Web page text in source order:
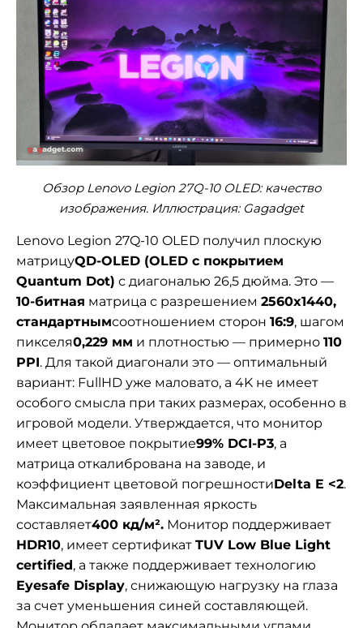
Обзор Lenovo Legion 27Q-10 OLED: качество
изображения. Иллюстрация: Gagadget
Lenovo Legion 27Q-10 OLED получил плоскую
матрицуQD-OLED (OLED с покрытием
Quantum Dot) с диагональю 26,5 дюйма. Это —
10-битная матрица с разрешением 2560x1440,
стандартнымсоотношением сторон 16:9, шагом
пикселя0,229 мм и плотностью — примерно 110
PPI. Для такой диагонали это — оптимальный
вариант: FullHD уже маловато, а 4K не имеет
особого смысла при таких размерах, особенно в
игровой модели. Утверждается, что монитор
имеет цветовое покрытие99% DCI-P3, а
матрица откалибрована на заводе, и
коэффициент цветовой погрешностиDelta E <2.
Максимальная заявленная яркость
составляет400 кд/м². Монитор поддерживает
HDR10, имеет сертификат TUV Low Blue Light
certified, а также поддерживает технологию
Eyesafe Display, снижающую нагрузку на глаза
за счет уменьшения синей составляющей.